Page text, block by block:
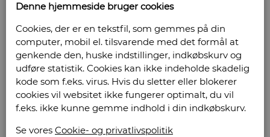
Antal sider: 170 - Tilstand: Eksemplar med
brugsspor. -
Bog ID: 3408
Pris: Kr. 70,00
Læg i kurv
Denne hjemmeside bruger cookies
Cookies, der er en tekstfil, som gemmes på din
computer, mobil el. tilsvarende med det formål at
genkende den, huske indstillinger, indkøbskurv og
udføre statistik. Cookies kan ikke indeholde skadelig
kode som f.eks. virus. Hvis du sletter eller blokerer
cookies vil websitet ikke fungerer optimalt, du vil
f.eks. ikke kunne gemme indhold i din indkøbskurv.
Se vores Cookie- og privatlivspolitik